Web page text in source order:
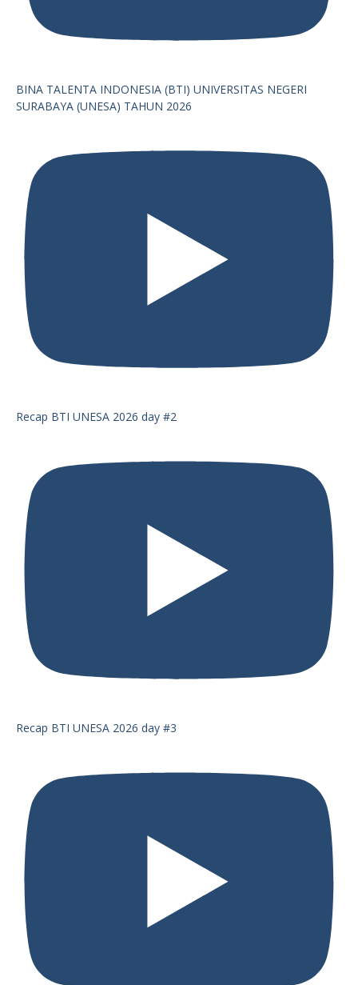
BINA TALENTA INDONESIA (BTI) UNIVERSITAS NEGERI
SURABAYA (UNESA) TAHUN 2026
Recap BTI UNESA 2026 day #2
Recap BTI UNESA 2026 day #3